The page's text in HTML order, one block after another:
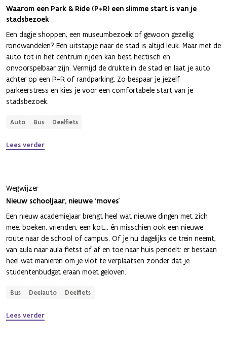
Waarom een Park & Ride (P+R) een slimme start is van je
stadsbezoek
Een dagje shoppen, een museumbezoek of gewoon gezellig
rondwandelen? Een uitstapje naar de stad is altijd leuk. Maar met de
auto tot in het centrum rijden kan best hectisch en
onvoorspelbaar zijn. Vermijd de drukte in de stad en laat je auto
achter op een P+R of randparking. Zo bespaar je jezelf
parkeerstress en kies je voor een comfortabele start van je
stadsbezoek.
Auto Bus Deelfiets
Lees verder
Wegwijzer
Nieuw schooljaar, nieuwe ‘moves’
Een nieuw academiejaar brengt heel wat nieuwe dingen met zich
mee: boeken, vrienden, een kot… én misschien ook een nieuwe
route naar de school of campus. Of je nu dagelijks de trein neemt,
van aula naar aula fietst of af en toe naar huis pendelt: er bestaan
heel wat manieren om je vlot te verplaatsen zonder dat je
studentenbudget eraan moet geloven.
Bus Deelauto Deelfiets
Lees verder